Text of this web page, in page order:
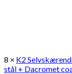
8 × K2
stål + Dacromet